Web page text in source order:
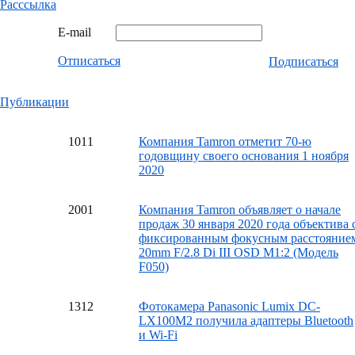
Расссылка
E-mail
Отписаться Подписаться
Публикации
1011
Компания Tamron отметит 70-ю
годовщину своего основания 1 ноября
2020
2001
Компания Tamron объявляет о начале
продаж 30 января 2020 года объектива
фиксированным фокусным
20mm F/2.8 Di III OSD M1:2 (Модель
F050)
1312
Фотокамера Panasonic Lumix DC-
LX100M2 получила адаптеры Bluetooth
и Wi-Fi